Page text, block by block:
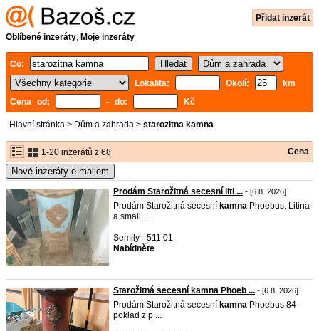
Přidat inzerát
Oblíbené inzeráty, Moje inzeráty
Co:
Lokalita:
Okolí:
km
Cena od:
- do: Kč
Hlavní stránka > Dům a zahrada > starozitna kamna
1-20 inzerátů z 68 Cena
Nové inzeráty e-mailem
Prodám Starožitná secesní liti ... - [6.8. 2026]
Prodám Starožitná secesní kamna Phoebus. Litina
a small ...
Semily - 511 01
Nabídněte
Starožitná secesní kamna Phoeb ... - [6.8. 2026]
Prodám Starožitná secesní kamna Phoebus 84 -
poklad z p ...